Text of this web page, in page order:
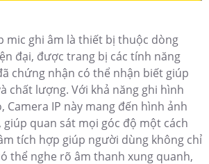
mic ghi âm là thiết bị thuộc dòng
đại, được trang bị các tính năng
chứng nhận có thể nhận biết giúp
chất lượng. Với khả năng ghi hình
Camera IP này mang đến hình ảnh
giúp quan sát mọi góc độ một cách
tích hợp giúp người dùng không chỉ
thể nghe rõ âm thanh xung quanh,